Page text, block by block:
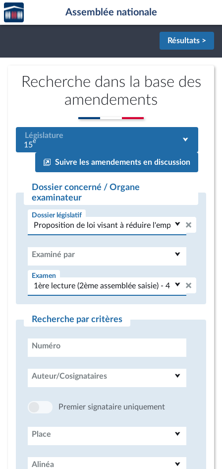
Aller au contenu
Aller en bas de la page
Accèder
à la
page
Assemblée nationale
Résultats >
Recherche dans la base des
amendements
Législature
15e
Suivre les amendements en discussion
Dossier concerné / Organe
examinateur
Dossier législatif
Examiné par
Examen
Recherche par critères
Numéro
Auteur/Cosignataires
Premier signataire uniquement
Place
Alinéa